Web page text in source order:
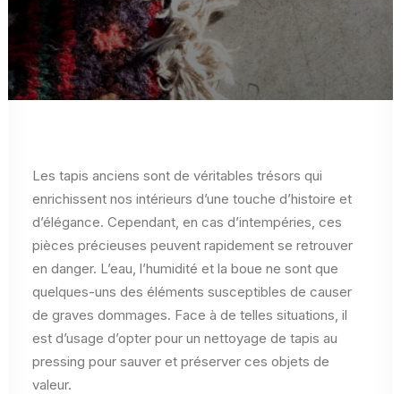
Les tapis anciens sont de véritables trésors qui
enrichissent nos intérieurs d’une touche d’histoire et
d’élégance. Cependant, en cas d’intempéries, ces
pièces précieuses peuvent rapidement se retrouver
en danger. L’eau, l’humidité et la boue ne sont que
quelques-uns des éléments susceptibles de causer
de graves dommages. Face à de telles situations, il
est d’usage d’opter pour un nettoyage de tapis au
pressing pour sauver et préserver ces objets de
valeur.